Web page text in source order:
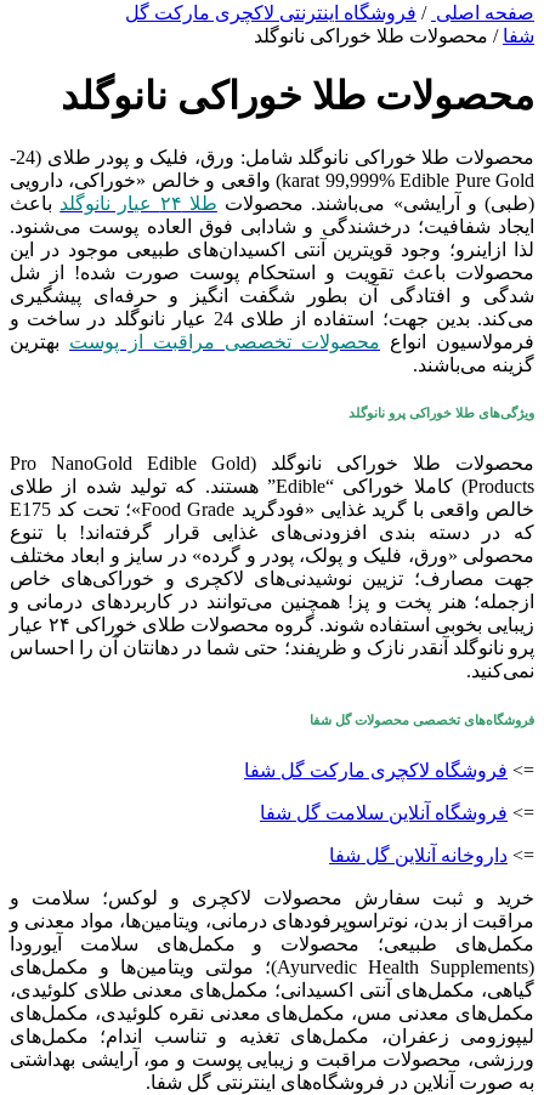
صفحه اصلی / فروشگاه اینترنتی لاکچری مارکت گل
شفا / محصولات طلا خوراکی نانوگلد
محصولات طلا خوراکی نانوگلد
محصولات طلا خوراکی نانوگلد شامل: ورق، فلیک و پودر طلای (24-
karat 99,999% Edible Pure Gold) واقعی و خالص «خوراکی، دارویی
(طبی) و آرایشی» می‌باشند. محصولات طلا ۲۴ عیار نانوگلد
باعث
ایجاد شفافیت؛ درخشندگی و شادابی فوق العاده پوست می‌شنود.
لذا ازاینرو؛ وجود قویترین آنتی اکسیدان‌های طبیعی موجود در این
محصولات باعث تقویت و استحکام پوست صورت شده! از شل
شدگی و افتادگی آن بطور شگفت انگیز و حرفه‌ای پیشگیری
می‌کند. بدین جهت؛ استفاده از طلای 24 عیار نانوگلد در ساخت و
فرمولاسیون انواع محصولات تخصصی مراقبت از پوست بهترین
گزینه می‌باشند.
ویژگی‌های طلا خوراکی پرو نانوگلد
محصولات طلا خوراکی نانوگلد (Pro NanoGold Edible Gold
Products) کاملا خوراکی “Edible” هستند. که تولید شده از طلای
خالص واقعی با گرید غذایی «فودگرید Food Grade»؛ تحت کد E175
که در دسته بندی افزودنی‌های غذایی قرار گرفته‌‌‌‌‌‌اند! با تنوع
محصولی «ورق، فلیک و پولک، پودر و گرده» در سایز و ابعاد مختلف
جهت مصارف؛ تزیین نوشیدنی‌های لاکچری و خوراکی‌های خاص
ازجمله؛ هنر پخت و پز! همچنین می‌توانند در کاربردهای درمانی و
زیبایی بخوبی استفاده شوند. گروه محصولات طلای خوراکی ۲۴ عیار
پرو نانوگلد آنقدر نازک و ظریفند؛ حتی شما در دهانتان آن را احساس
نمی‌کنید.
فروشگاه‌های تخصصی محصولات گل شفا
=> فروشگاه لاکچری مارکت گل شفا
=> فروشگاه آنلاین سلامت گل شفا
=> داروخانه آنلاین گل شفا
خرید و ثبت سفارش محصولات لاکچری و لوکس؛ سلامت و
مراقبت از بدن، نوتراسوپرفودهای درمانی، ویتامین‌ها، مواد معدنی و
مکمل‌های طبیعی؛ محصولات و مکمل‌های سلامت آیورودا
(Ayurvedic Health Supplements)؛ مولتی ویتامین‌ها و مکمل‌های
گیاهی، مکمل‌های آنتی اکسیدانی؛ مکمل‌های معدنی طلای کلوئیدی،
مکمل‌های معدنی مس، مکمل‌های معدنی نقره کلوئیدی، مکمل‌های
لیپوزومی زعفران، مکمل‌های تغذیه و تناسب اندام؛ مکمل‌های
ورزشی، محصولات مراقبت و زیبایی پوست و مو، آرایشی بهداشتی
به صورت آنلاین در فروشگاه‌های اینترنتی گل شفا.